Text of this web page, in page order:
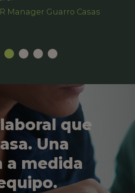
Manager Guarro Casas
que
Una
a medida